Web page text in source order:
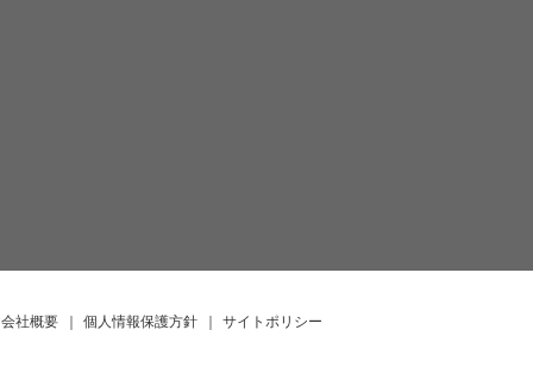
会社概要 ｜ 個人情報保護方針 ｜ サイトポリシー